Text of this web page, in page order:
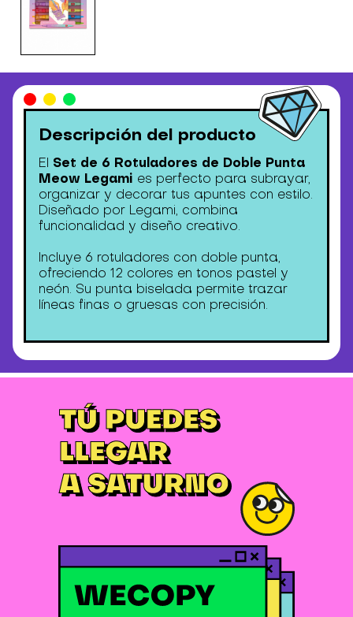
Descripción del producto
El Set de 6 Rotuladores de Doble Punta
Meow Legami es perfecto para subrayar,
organizar y decorar tus apuntes con estilo.
Diseñado por Legami, combina
funcionalidad y diseño creativo.
Incluye 6 rotuladores con doble punta,
ofreciendo 12 colores en tonos pastel y
neón. Su punta biselada permite trazar
líneas finas o gruesas con precisión.